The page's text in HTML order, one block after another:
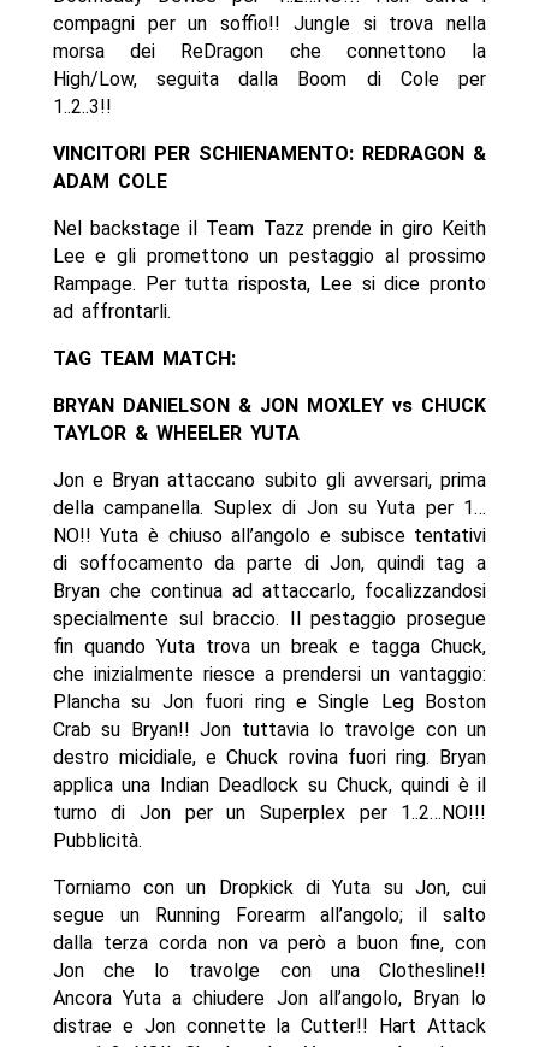
compagni per un soffio!! Jungle si trova nella
morsa dei ReDragon che connettono la
High/Low, seguita dalla Boom di Cole per
1..2..3!!
VINCITORI PER SCHIENAMENTO: REDRAGON &
ADAM COLE
Nel backstage il Team Tazz prende in giro Keith
Lee e gli promettono un pestaggio al prossimo
Rampage. Per tutta risposta, Lee si dice pronto
ad affrontarli.
TAG TEAM MATCH:
BRYAN DANIELSON & JON MOXLEY vs CHUCK
TAYLOR & WHEELER YUTA
Jon e Bryan attaccano subito gli avversari, prima
della campanella. Suplex di Jon su Yuta per 1…
NO!! Yuta è chiuso all’angolo e subisce tentativi
di soffocamento da parte di Jon, quindi tag a
Bryan che continua ad attaccarlo, focalizzandosi
specialmente sul braccio. Il pestaggio prosegue
fin quando Yuta trova un break e tagga Chuck,
che inizialmente riesce a prendersi un vantaggio:
Plancha su Jon fuori ring e Single Leg Boston
Crab su Bryan!! Jon tuttavia lo travolge con un
destro micidiale, e Chuck rovina fuori ring. Bryan
applica una Indian Deadlock su Chuck, quindi è il
turno di Jon per un Superplex per 1..2…NO!!!
Pubblicità.
Torniamo con un Dropkick di Yuta su Jon, cui
segue un Running Forearm all’angolo; il salto
dalla terza corda non va però a buon fine, con
Jon che lo travolge con una Clothesline!!
Ancora Yuta a chiudere Jon all’angolo, Bryan lo
distrae e Jon connette la Cutter!! Hart Attack